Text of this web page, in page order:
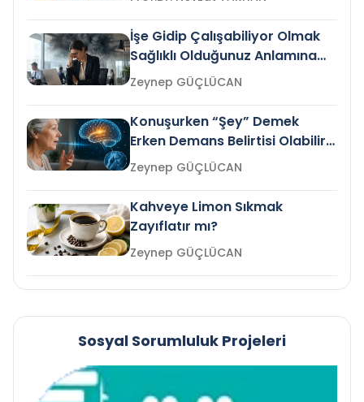
İşe Gidip Çalışabiliyor Olmak
Sağlıklı Olduğunuz Anlamına
Gelir mi?Zeynep GÜÇLÜCAN
Konuşurken “Şey” Demek
Erken Demans Belirtisi Olabilir
mi?
Zeynep GÜÇLÜCAN
Kahveye Limon Sıkmak
Zayıflatır mı?
Zeynep GÜÇLÜCAN
Sosyal Sorumluluk Projeleri